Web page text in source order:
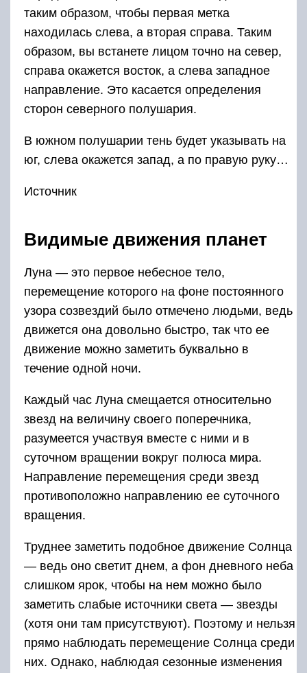
таким образом, чтобы первая метка
находилась слева, а вторая справа. Таким
образом, вы встанете лицом точно на север,
справа окажется восток, а слева западное
направление. Это касается определения
сторон северного полушария.
В южном полушарии тень будет указывать на
юг, слева окажется запад, а по правую руку…
Источник
Видимые движения планет
Луна — это первое небесное тело,
перемещение которого на фоне постоянного
узора созвездий было отмечено людьми, ведь
движется она довольно быстро, так что ее
движение можно заметить буквально в
течение одной ночи.
Каждый час Луна смещается относительно
звезд на величину своего поперечника,
разумеется участвуя вместе с ними и в
суточном вращении вокруг полюса мира.
Направление перемещения среди звезд
противоположно направлению ее суточного
вращения.
Труднее заметить подобное движение Солнца
— ведь оно светит днем, а фон дневного неба
слишком ярок, чтобы на нем можно было
заметить слабые источники света — звезды
(хотя они там присутствуют). Поэтому и нельзя
прямо наблюдать перемещение Солнца среди
них. Однако, наблюдая сезонные изменения